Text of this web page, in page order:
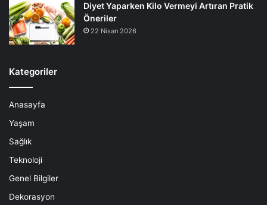
Diyet Yaparken Kilo Vermeyi Artıran Pratik
Öneriler
22 Nisan 2026
Kategoriler
Anasayfa
Yaşam
Sağlık
Teknoloji
Genel Bilgiler
Dekorasyon